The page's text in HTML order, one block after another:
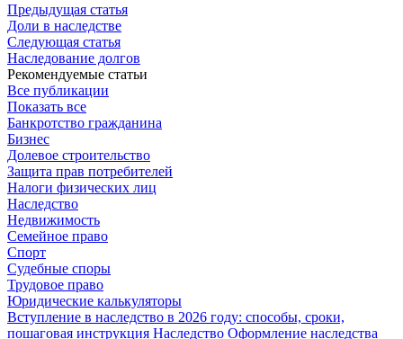
Предыдущая статья
Доли в наследстве
Следующая статья
Наследование долгов
Рекомендуемые статьи
Все публикации
Показать все
Банкротство гражданина
Бизнес
Долевое строительство
Защита прав потребителей
Налоги физических лиц
Наследство
Недвижимость
Семейное право
Спорт
Судебные споры
Трудовое право
Юридические калькуляторы
Вступление в наследство в 2026 году: способы, сроки,
пошаговая инструкция Наследство Оформление наследства